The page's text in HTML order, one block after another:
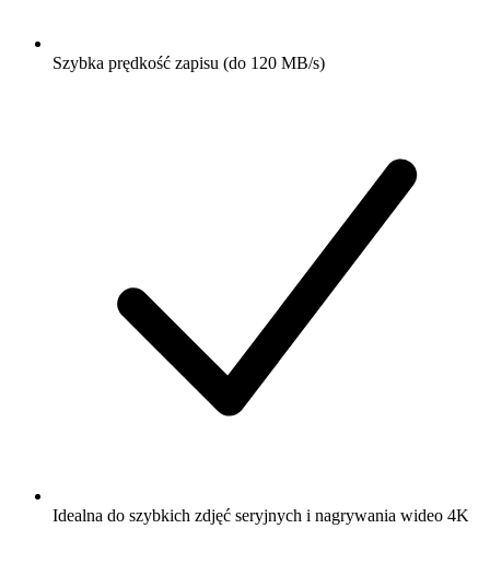
Szybka prędkość zapisu (do 120 MB/s)
Idealna do szybkich zdjęć seryjnych i nagrywania wideo 4K